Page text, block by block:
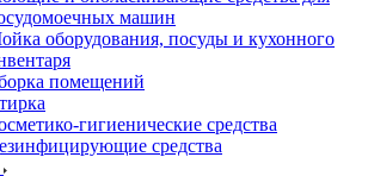
машин
оборудования, посуды и кухонного
помещений
гигиенические средства
средства